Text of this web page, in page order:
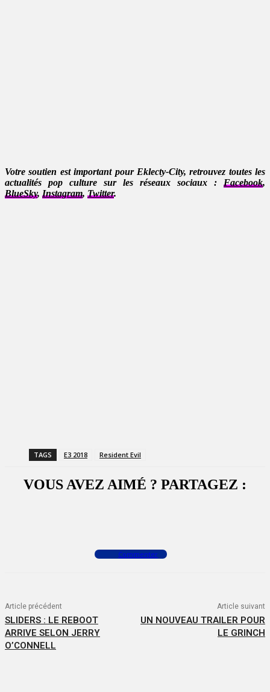
Votre soutien est important pour Eklecty-City, retrouvez toutes les
actualités pop culture sur les réseaux sociaux : Facebook,
BlueSky, Instagram, Twitter.
TAGS E3 2018 Resident Evil
VOUS AVEZ AIMÉ ? PARTAGEZ :
Commenter
Article précédent
SLIDERS : LE REBOOT
ARRIVE SELON JERRY
O’CONNELL
Article suivant
UN NOUVEAU TRAILER POUR
LE GRINCH